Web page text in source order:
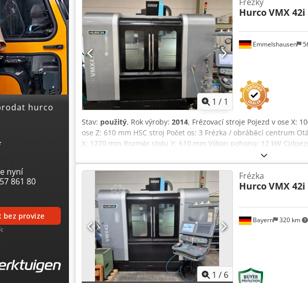
nyní
861 80
bez provize
1 / 1
Emmelshausen
Frézky
HurcoVMX 42i
Stav: použitý, Rok výroby: 2014, Frézovací stroje Pojezd v ose X:
ose Z: 610 mm HSC stroj Počet os: 3 Frézka / obráběcí centrum
X: 1270 mm Rozměr stolu Y: 610 mm Výkon pohonu: 12 kW
výkonné 3osé obráběcí centrum Počet nástrojů v zásobníku: 30
chladicí kapaliny Chlazení vřetena
1 / 6
Bayern 320 km
Frézka
HurcoVMX 42i